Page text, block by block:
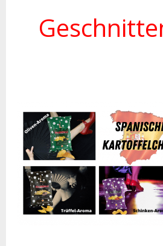
NEU
Spanische
Kartoffelchips